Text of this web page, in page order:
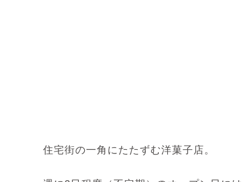
住宅街の一角にたたずむ洋菓子店。